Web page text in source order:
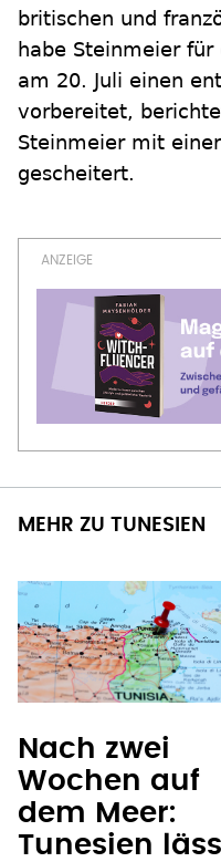
britischen und
habe Steinmeier
am 20. Juli einen
vorbereitet,
Steinmeier mit
gescheitert.
MEHR ZU TUNESIEN
Nach zwei
Wochen auf
dem Meer:
Tunesien